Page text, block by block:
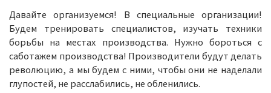
Давайте организуемся! В специальные организации!
Будем тренировать специалистов, изучать техники
борьбы на местах производства. Нужно бороться с
саботажем производства! Производители будут делать
революцию, а мы будем с ними, чтобы они не наделали
глупостей, не расслабились, не обленились.